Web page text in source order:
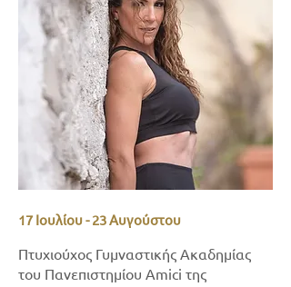
17 Ιουλίου - 23 Αυγούστου
Πτυχιούχος Γυμναστικής Ακαδημίας
του Πανεπιστημίου Amici της